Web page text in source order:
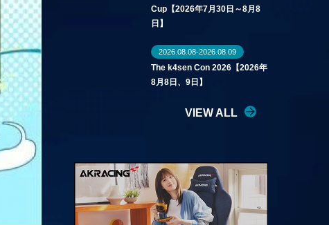
Cup【2026年7月30日～8月8
日】
2026.08.08-2026.08.09
The k4sen Con 2026【2026年
8月8日、9日】
VIEW ALL